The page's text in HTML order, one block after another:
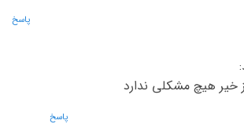
پاسخ
هیچ مشکلی ندارد
پاسخ